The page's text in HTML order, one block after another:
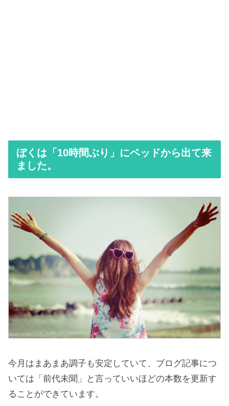
ぼくは「10時間ぶり」にベッドから出て来
ました。
今月はまあまあ調子も安定していて、ブログ記事につ
いては「前代未聞」と言っていいほどの本数を更新す
ることができています。